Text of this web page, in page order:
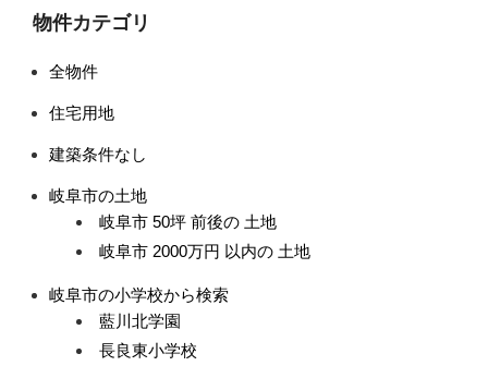
ー
ワ
物件カテゴリ
全物件
住宅用地
建築条件なし
岐阜市の土地
岐阜市 50坪 前後の 土地
岐阜市 2000万円 以内の 土地
岐阜市の小学校から検索
藍川北学園
長良東小学校